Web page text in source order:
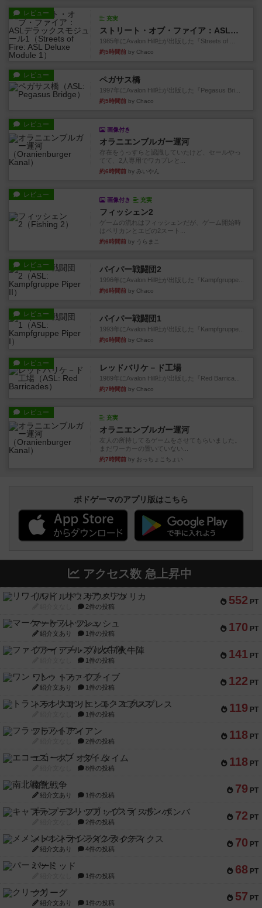
レビュー
充実
ストリート・オブ・ファイア：ASLデラックスモジュール1
1985年にAvalon Hill社が出版した『Streets of ...
約5時間前 by Chaco
レビュー ペガサス橋
1997年にAvalon Hill社が出版した『Pegasus Bri...
約5時間前 by Chaco
レビュー
画像付き
オラニエンブルガー運河
存在をうっすらと認識していたけど、セールやっ
てて、2人専用でワカプレと...
約6時間前 by みいやん
レビュー
画像付き 充実
フィッシェン2
ゲームの流れはフィッシェンだが、ゲーム開始時
はペリカンとエビの2スート...
約6時間前 by うらまこ
レビュー パイパー戦闘団2
1996年にAvalon Hill社が出版した『Kampfgruppe...
約6時間前 by Chaco
レビュー パイパー戦闘団1
1993年にAvalon Hill社が出版した『Kampfgruppe...
約6時間前 by Chaco
レビュー レッドバリケ－ド工場
1989年にAvalon Hill社が出版した『Red Barrica...
約7時間前 by Chaco
レビュー
充実
オラニエンブルガー運河
友人の所持してるゲームをさせてもらいました。
まだワーカーの置いていない...
約7時間前 by おっちょこちょい
ボドゲーマのアプリ版はこちら
アクセス数 急上昇中
552 PT
リワイルド：サウスアメリカ
2件の投稿
170 PT
マーケットフレッシュ
紹介文あり 1件の投稿
141 PT
ファイアー・ブルズ / 火牛陣
1件の投稿
122 PT
ワン・トゥ・ファイブ
紹介文あり 1件の投稿
119 PT
トランスオリエント・エクスプレス
1件の投稿
118 PT
フラットアイアン
2件の投稿
118 PT
エコーズ・オブ・タイム
8件の投稿
79 PT
南北戦争
紹介文あり 1件の投稿
72 PT
キャプテン・フリップ：イスラ・ボンバ
2件の投稿
70 PT
メメントオンラインタクティクス
紹介文あり 4件の投稿
68 PT
パーミッド
1件の投稿
57 PT
クリーグ
紹介文あり 1件の投稿